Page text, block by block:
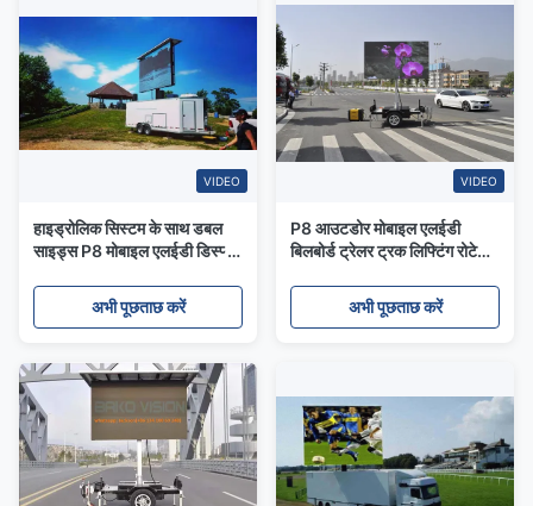
VIDEO
हाइड्रोलिक सिस्टम के साथ डबल
साइड्स P8 मोबाइल एलईडी डिस्प्ले
अभी पूछताछ करें
VIDEO
P8 आउटडोर मोबाइल एलईडी
बिलबोर्ड ट्रेलर ट्रक लिफ्टिंग रोटेशन
अभी पूछताछ करें